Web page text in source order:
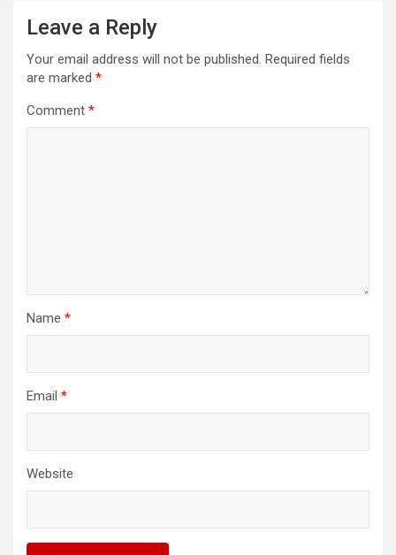
Leave a Reply
Your email address will not be published. Required fields
are marked *
Comment *
Name *
Email *
Website